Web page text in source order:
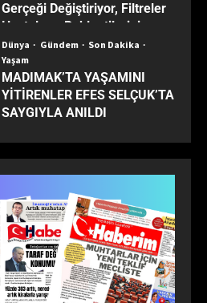
Gerçeği Değiştiriyor, Filtreler
Hastaların Beklentilerini
Yanıltıyor”
Dünya Gündem
Son Dakika
Yaşam
MADIMAK’TA YAŞAMINI
YİTİRENLER EFES SELÇUK’TA
SAYGIYLA ANILDI
TÜRKİYE’NİN MUHTARLARI
ANKARA’DA BULUŞTU:
ZİRVEDE ISPARTA RÜZGÂRI!
Dünya Ekonomi
Gündem
Son Dakika
Yaşam
Milli İradenin Sarsılmaz Gücü: